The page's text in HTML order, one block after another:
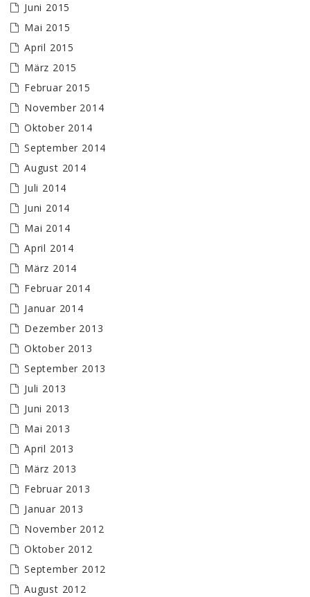
Juni 2015
Mai 2015
April 2015
März 2015
Februar 2015
November 2014
Oktober 2014
September 2014
August 2014
Juli 2014
Juni 2014
Mai 2014
April 2014
März 2014
Februar 2014
Januar 2014
Dezember 2013
Oktober 2013
September 2013
Juli 2013
Juni 2013
Mai 2013
April 2013
März 2013
Februar 2013
Januar 2013
November 2012
Oktober 2012
September 2012
August 2012